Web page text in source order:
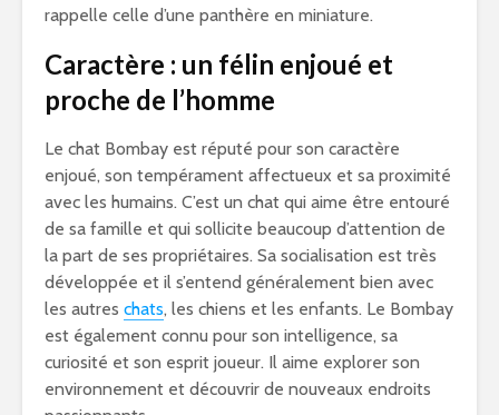
rappelle celle d’une panthère en miniature.
Caractère : un félin enjoué et
proche de l’homme
Le chat Bombay est réputé pour son caractère
enjoué, son tempérament affectueux et sa proximité
avec les humains. C’est un chat qui aime être entouré
de sa famille et qui sollicite beaucoup d’attention de
la part de ses propriétaires. Sa socialisation est très
développée et il s’entend généralement bien avec
les autres chats, les chiens et les enfants. Le Bombay
est également connu pour son intelligence, sa
curiosité et son esprit joueur. Il aime explorer son
environnement et découvrir de nouveaux endroits